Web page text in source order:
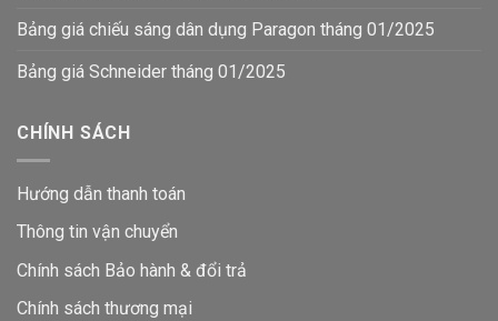
Bảng giá chiếu sáng dân dụng Paragon tháng 01/2025
Bảng giá Schneider tháng 01/2025
CHÍNH SÁCH
Hướng dẫn thanh toán
Thông tin vận chuyển
Chính sách Bảo hành & đổi trả
Chính sách thương mại